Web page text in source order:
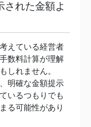
された金額よ
えている経営者
数料計算が理解
しれません。
明確な金額提示
いるつもりでも
る可能性があり